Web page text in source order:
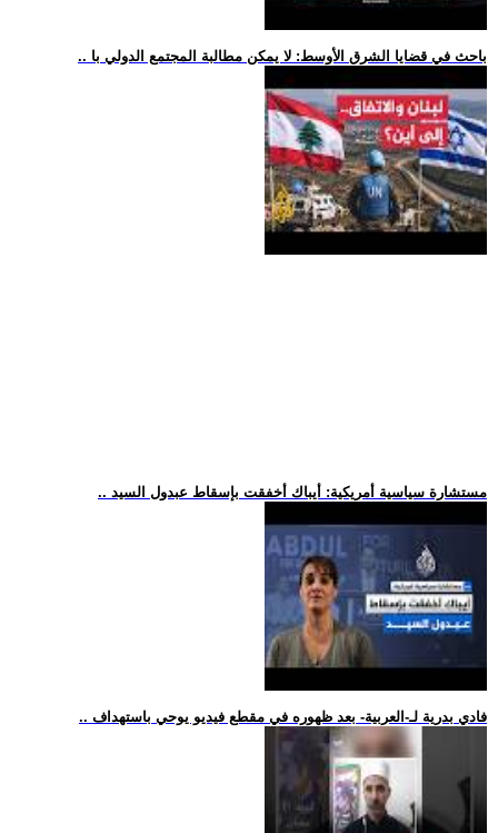
.. باحث في قضايا الشرق الأوسط: لا يمكن مطالبة المجتمع الدولي با
.. مستشارة سياسية أمريكية: أيباك أخفقت بإسقاط عبدول السيد
.. فادي بدرية لـ-العربية- بعد ظهوره في مقطع فيديو يوحي باستهداف